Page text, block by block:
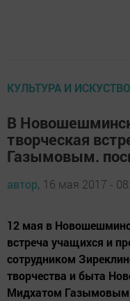
КУЛЬТУРА И ИСКУСТВО
В
творческая
Газымовым.
автор, 16 мая 2017 -
12 мая в
встреча учащихся и
сотрудником
творчества и быта
Мидхатом Газымовым